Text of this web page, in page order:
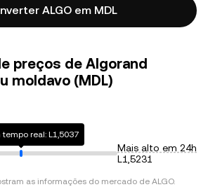
ALGO em MDL
preços de Algorand
moldavo (MDL)
tempo real: L1,5037
Mais alto em 24h
L1,5231
as informações do mercado de ALGO.